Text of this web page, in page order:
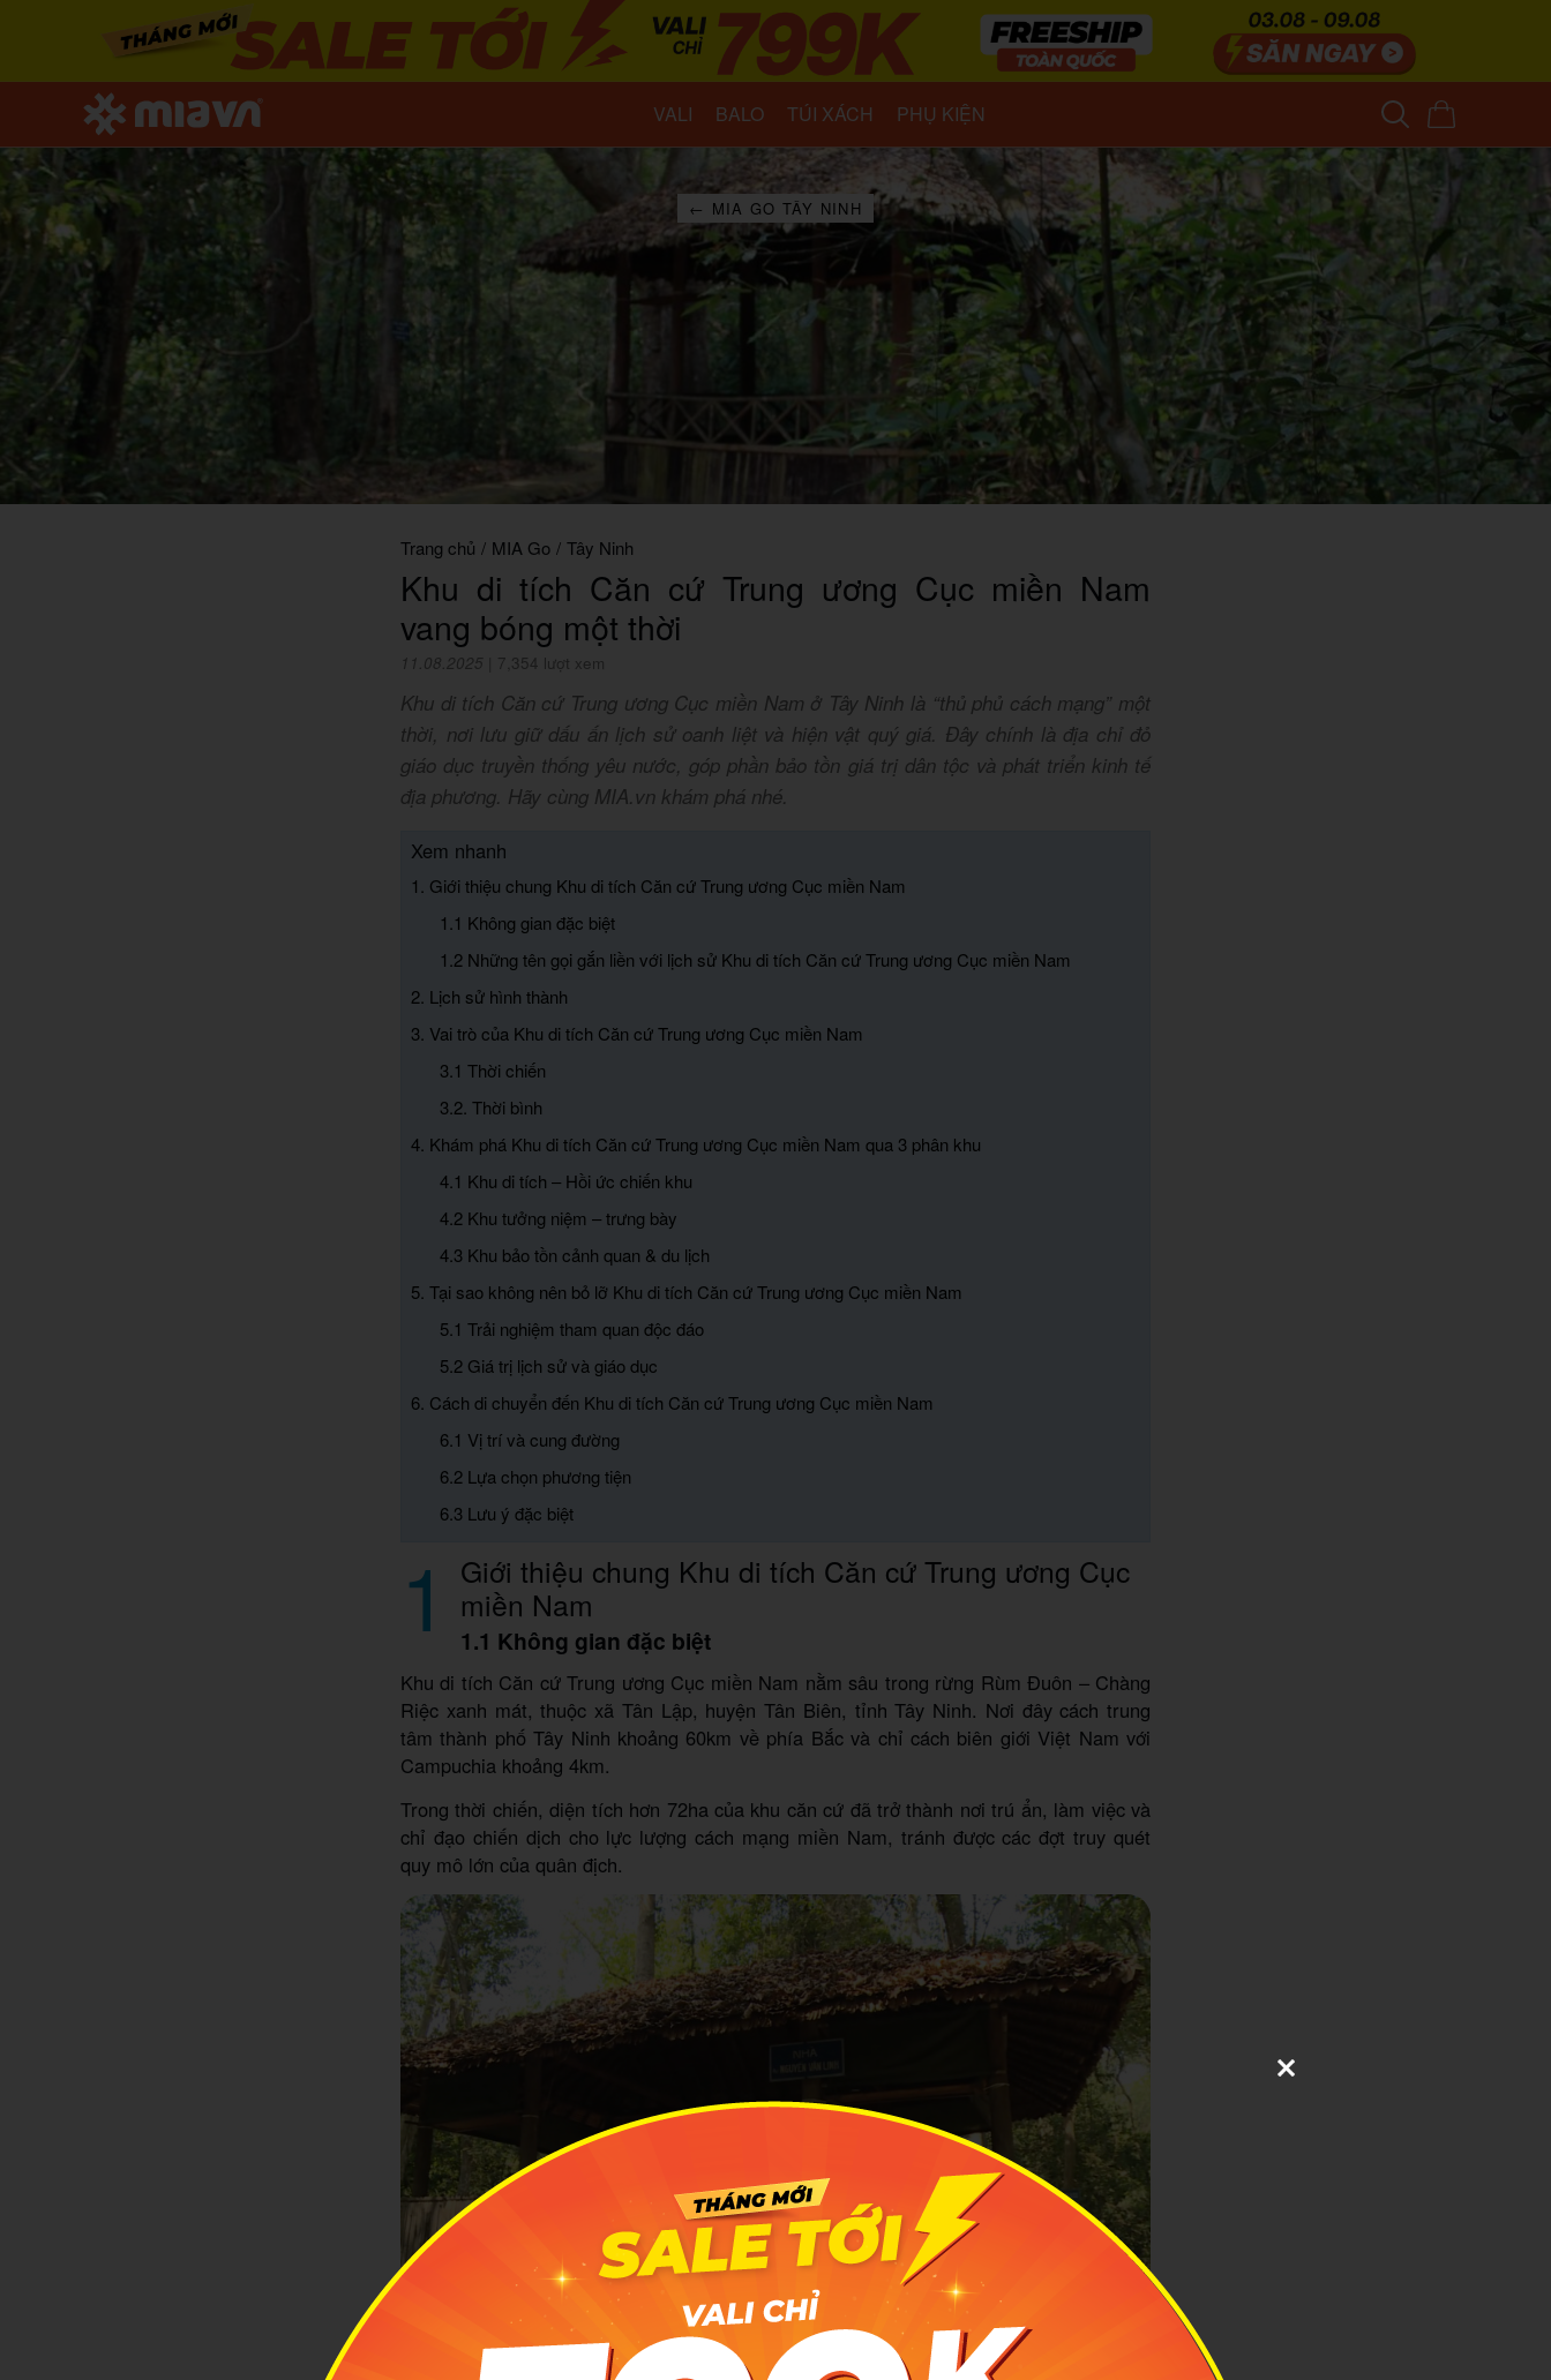
VALI BALO TÚI XÁCH PHỤ KIỆN
← MIA GO TÂY NINH
Trang chủ / MIA Go / Tây Ninh
Khu di tích Căn cứ Trung ương Cục miền Nam
vang bóng một thời
11.08.2025 7,354 lượt xem
Khu di tích Căn cứ Trung ương Cục miền Nam ở Tây Ninh là “thủ phủ cách mạng” một
thời, nơi lưu giữ dấu ấn lịch sử oanh liệt và hiện vật quý giá. Đây chính là địa chỉ đỏ
giáo dục truyền thống yêu nước, góp phần bảo tồn giá trị dân tộc và phát triển kinh tế
địa phương. Hãy cùng MIA.vn khám phá nhé.
Xem nhanh
1. Giới thiệu chung Khu di tích Căn cứ Trung ương Cục miền Nam
1.1 Không gian đặc biệt
1.2 Những tên gọi gắn liền với lịch sử Khu di tích Căn cứ Trung ương Cục miền Nam
2. Lịch sử hình thành
3. Vai trò của Khu di tích Căn cứ Trung ương Cục miền Nam
3.1 Thời chiến
3.2. Thời bình
4. Khám phá Khu di tích Căn cứ Trung ương Cục miền Nam qua 3 phân khu
4.1 Khu di tích – Hồi ức chiến khu
4.2 Khu tưởng niệm – trưng bày
4.3 Khu bảo tồn cảnh quan & du lịch
5. Tại sao không nên bỏ lỡ Khu di tích Căn cứ Trung ương Cục miền Nam
5.1 Trải nghiệm tham quan độc đáo
5.2 Giá trị lịch sử và giáo dục
6. Cách di chuyển đến Khu di tích Căn cứ Trung ương Cục miền Nam
6.1 Vị trí và cung đường
6.2 Lựa chọn phương tiện
6.3 Lưu ý đặc biệt
1
Giới thiệu chung Khu di tích Căn cứ Trung ương Cục
miền Nam
1.1 Không gian đặc biệt
Khu di tích Căn cứ Trung ương Cục miền Nam nằm sâu trong rừng Rùm Đuôn – Chàng
Riệc xanh mát, thuộc xã Tân Lập, huyện Tân Biên, tỉnh Tây Ninh. Nơi đây cách trung
tâm thành phố Tây Ninh khoảng 60km về phía Bắc và chỉ cách biên giới Việt Nam với
Campuchia khoảng 4km.
Trong thời chiến, diện tích hơn 72ha của khu căn cứ đã trở thành nơi trú ẩn, làm việc và
chỉ đạo chiến dịch cho lực lượng cách mạng miền Nam, tránh được các đợt truy quét
quy mô lớn của quân địch.
Khu vực làm việc của đồng chí Nguyễn Văn Linh tại Khu di tích Căn cứ Trung ương Cục
miền Nam. Ảnh minh họa: Sài Gòn Ăn Chơi 24h